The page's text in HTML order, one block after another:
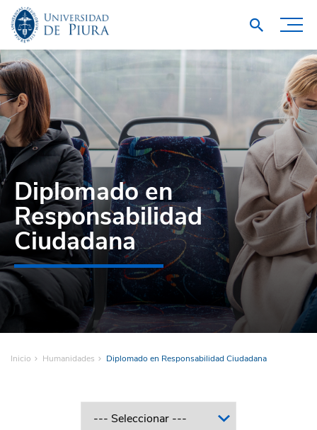
Diplomado en
Responsabilidad
Ciudadana
Inicio Humanidades Diplomado en Responsabilidad Ciudadana